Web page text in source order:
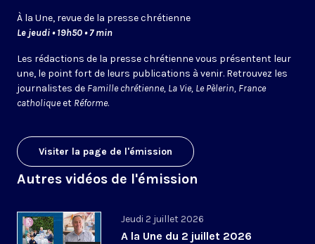
À la Une, revue de la presse chrétienne
Le jeudi • 19h50 • 7 min
Les rédactions de la presse chrétienne vous présentent leur
une, le point fort de leurs publications à venir. Retrouvez les
journalistes de Famille chrétienne, La Vie, Le Pèlerin, France
catholiqueet Réforme.
Visiter la page de l'émission
Autres vidéos de l'émission
Jeudi 2 juillet 2026
A la Une du 2 juillet 2026